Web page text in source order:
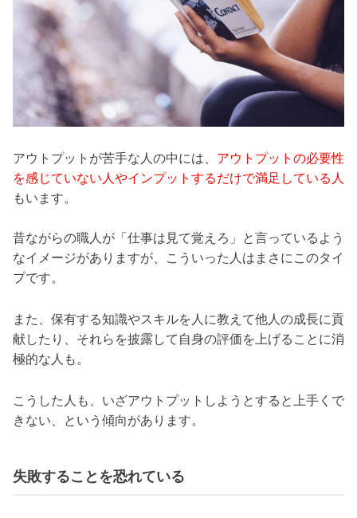
アウトプットが苦手な人の中には、 アウトプットの必要性
を感じていない人やインプットするだけで満足している人
もいます。
昔ながらの職人が「仕事は見て覚えろ」と言っているよう
なイメージがありますが、こういった人はまさにこのタイ
プです。
また、保有する知識やスキルを人に教えて他人の成長に貢
献したり、それらを披露して自身の評価を上げることに消
極的な人も。
こうした人も、いざアウトプットしようとすると上手くで
きない、という傾向があります。
失敗することを恐れている